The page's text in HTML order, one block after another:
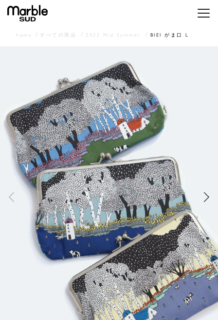
メニ
home すべての商品 2022 Mid Summer BIEI がま口 L